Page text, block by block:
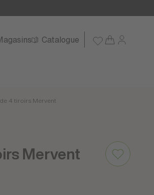
Catalogue
4 tiroirs Mervent
Mervent